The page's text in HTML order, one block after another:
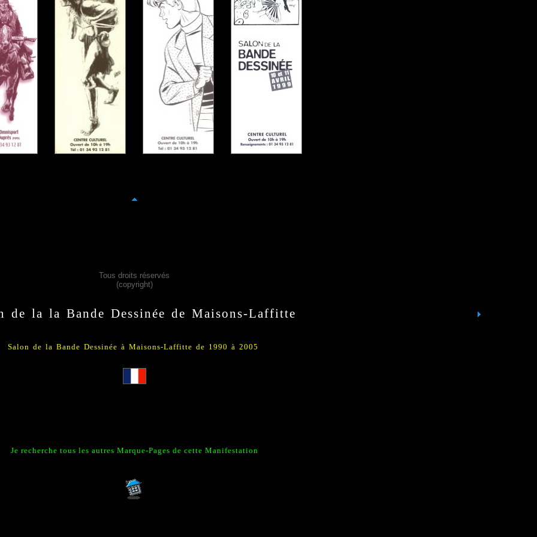
Tous droits réservés
(copyright)
de la la Bande Dessinée de Maisons-Laffitte
Salon de la Bande Dessinée à Maisons-Laffitte de 1990 à 2005
Je recherche tous les autres Marque-Pages de cette Manifestation